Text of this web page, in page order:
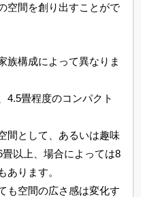
空間を創り出すことがで
族構成によって異なりま
4.5畳程度のコンパクト
間として、あるいは趣味
以上、場合によっては8
あります。
も空間の広さ感は変化す